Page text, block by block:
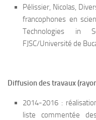
Pélissier, Nicolas,
francophones en
Technologies in
FJSC/Université de
Diffusion des travaux
2014-2016 :
liste commentée